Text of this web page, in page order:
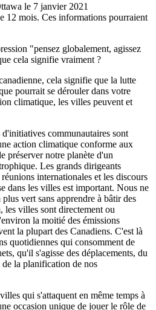
le 7 janvier 2021
12 mois. Ces informations pourraient
"pensez globalement, agissez
cela signifie vraiment ?
cela signifie que la lutte
pourrait se dérouler dans votre
climatique, les villes peuvent et
communautaires sont
action climatique conforme aux
préserver notre planète d'un
Les grands dirigeants
internationales et les discours
dans les villes est important. Nous ne
vert sans apprendre à bâtir des
les villes sont directement ou
la moitié des émissions
la plupart des Canadiens. C'est là
quotidiennes qui consomment de
qu'il s'agisse des déplacements, du
la planification de nos
qui s'attaquent en même temps à
occasion unique de jouer le rôle de